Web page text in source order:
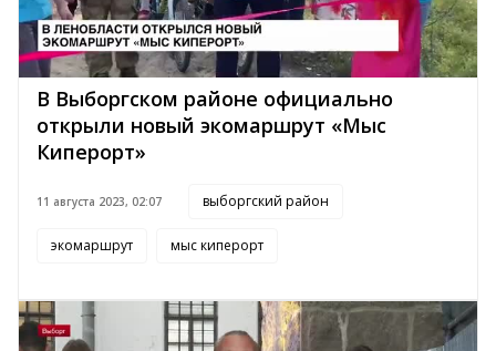
В Выборгском районе официально
открыли новый экомаршрут «Мыс
Киперорт»
11 августа 2023, 02:07 выборгский район
экомаршрут мыс киперорт